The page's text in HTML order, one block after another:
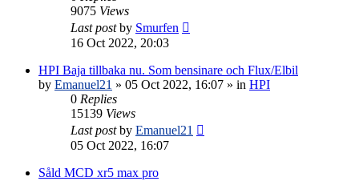
9075 Views
Last postby Smurfen
16 Oct 2022, 20:03
HPI Baja tillbaka nu. Som bensinare och Flux/Elbil
by Emanuel21 » 05 Oct 2022, 16:07 » in HPI
0 Replies
15139 Views
Last postby Emanuel21
05 Oct 2022, 16:07
Såld MCD xr5 max pro